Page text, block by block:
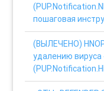
пошаговая
(ВЫЛЕЧЕНО)
удалению вируса